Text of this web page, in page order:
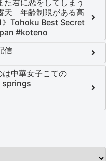
た君に恋をしてしまう
天 年齢制限がある高
》Tohoku Best Secret
#japan #koteno
信
は中華女子こての
springs